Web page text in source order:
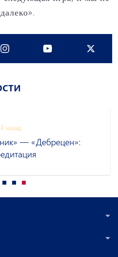
назад
— «Дебрецен»: